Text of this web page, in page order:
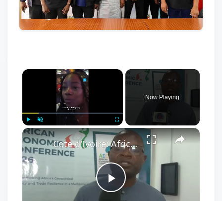
×
Play Unmute Fullscreen
Now Playing
×
Play
Cote d'Ivoire: African Economic Conference focuses on development opportunities in multipolar world.